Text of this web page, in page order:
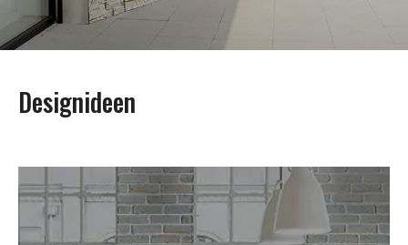
Designideen